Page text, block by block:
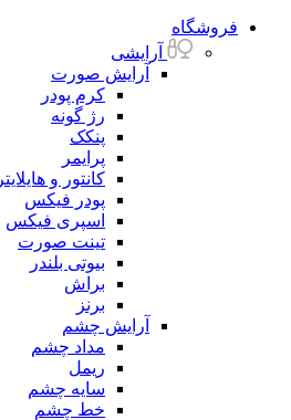
فروشگاه
آرایشی
آرایش صورت
کرم پودر
رژ گونه
پنکک
پرایمر
کانتور و هایلایتر
پودر فیکس
اسپری فیکس
تینت صورت
بیوتی بلندر
براش
برنز
آرایش چشم
مداد چشم
ریمل
سایه چشم
خط چشم